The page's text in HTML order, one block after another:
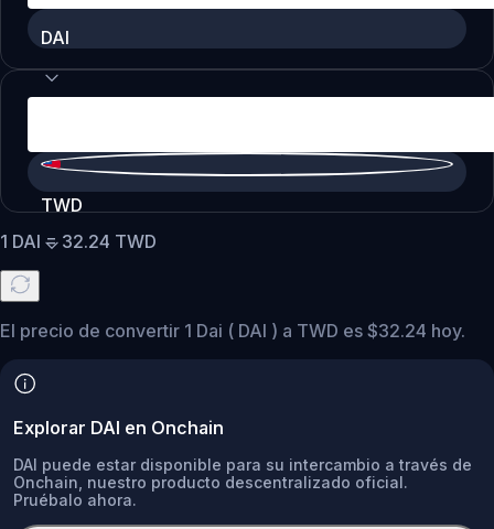
DAI
TWD
1 DAI = 32.24 TWD
El precio de convertir 1 Dai ( DAI ) a TWD es $32.24 hoy.
Explorar DAI en Onchain
DAI puede estar disponible para su intercambio a través de
Onchain, nuestro producto descentralizado oficial.
Pruébalo ahora.